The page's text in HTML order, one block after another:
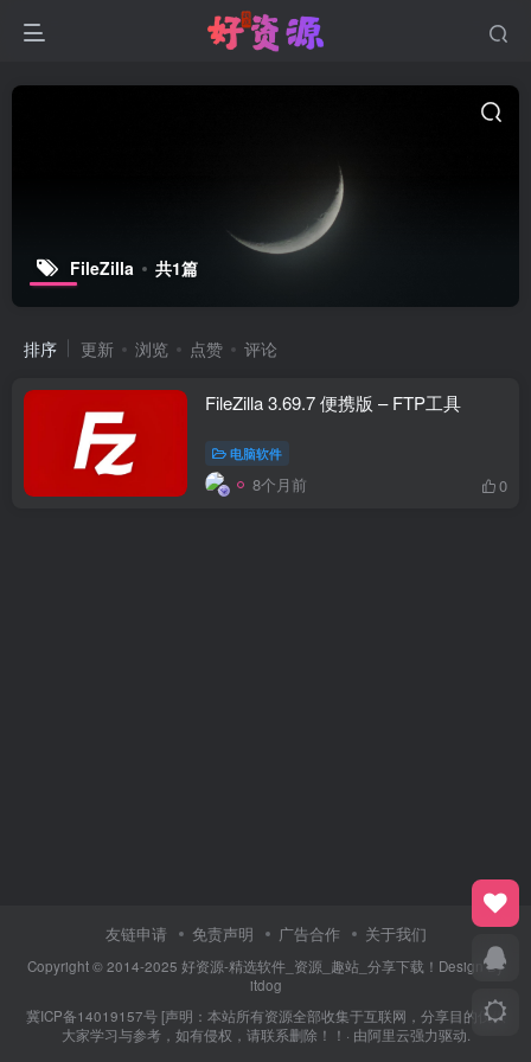
FileZilla 共1篇
排序 更新 浏览 点赞 评论
FileZilla 3.69.7 便携版 – FTP工具
电脑软件
8个月前 0
友链申请 免责声明 广告合作 关于我们
Copyright © 2014-2025 好资源-精选软件_资源_趣站_分享下载！Design By
itdog
冀ICP备14019157号[声明：本站所有资源全部收集于互联网，分享目的仅供
大家学习与参考，如有侵权，请联系删除！！· 由阿里云强力驱动.